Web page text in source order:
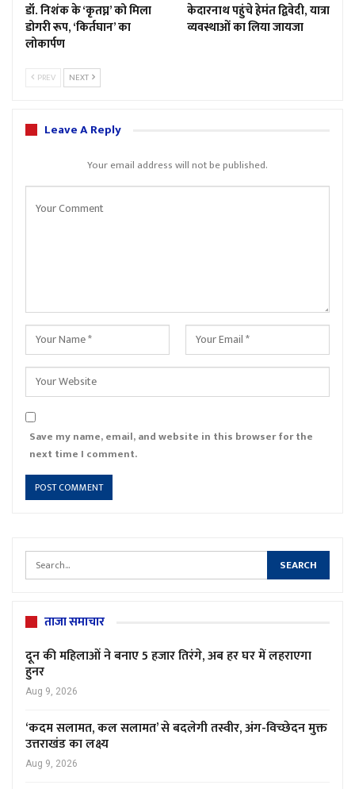
डॉ. निशंक के ‘कृतघ्न’ को मिला
डोगरी रूप, ‘किर्तघान’ का
लोकार्पण
केदारनाथ पहुंचे हेमंत द्विवेदी, यात्रा
व्यवस्थाओं का लिया जायजा
PREV NEXT
Leave A Reply
Your email address will not be published.
Save my name, email, and website in this browser for the
next time I comment.
ताजा समाचार
दून की महिलाओं ने बनाए 5 हजार तिरंगे, अब हर घर में लहराएगा
हुनर
Aug 9, 2026
‘कदम सलामत, कल सलामत’ से बदलेगी तस्वीर, अंग-विच्छेदन मुक्त
उत्तराखंड का लक्ष्य
Aug 9, 2026